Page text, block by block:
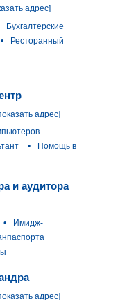
адрес]
Бухгалтерские
•
Ресторанный
адрес]
•
Помощь в
и аудитора
•
Имидж-
адрес]